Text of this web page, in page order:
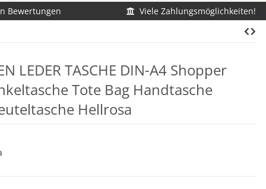
Bewertungen Viele Zahlungsmöglichkeiten!
LEDER TASCHE DIN-A4 Shopper
Tote Bag Handtasche
Hellrosa